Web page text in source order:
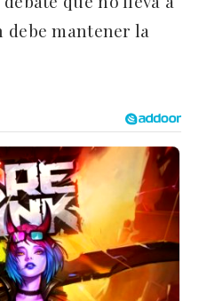
mantener la